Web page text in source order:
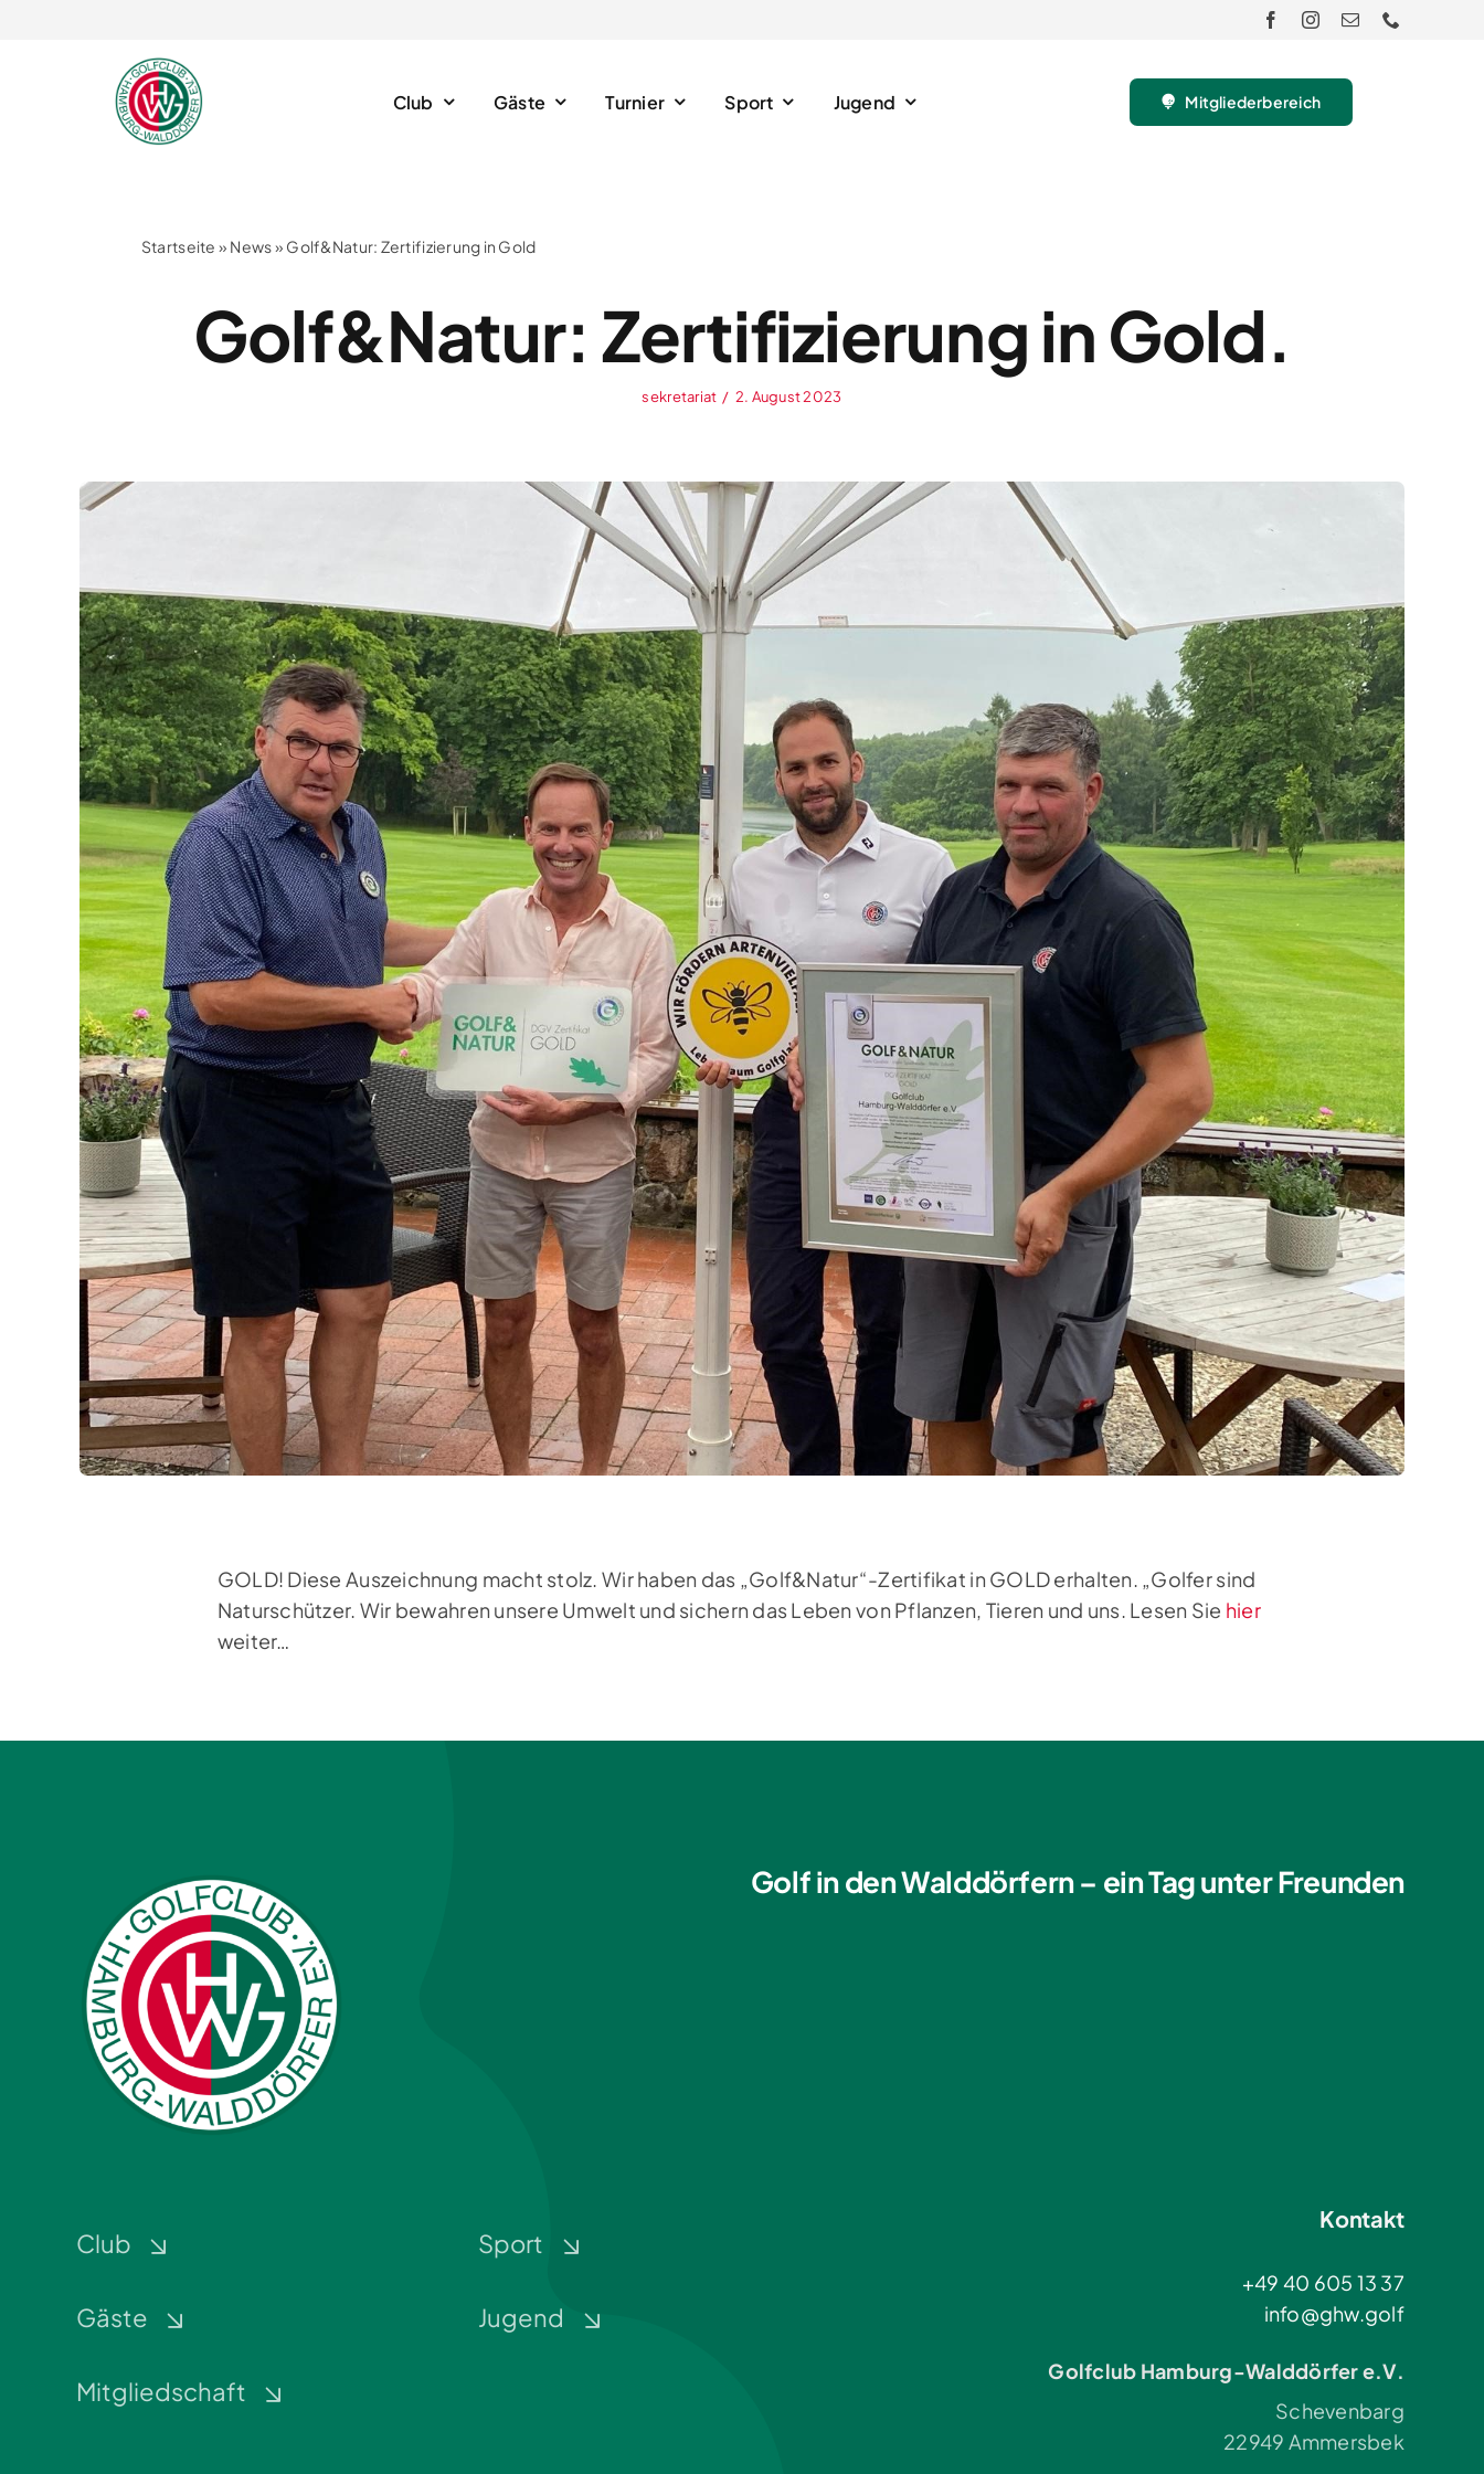
Club Gäste Turnier Sport Jugend Mitgliederbereich
Startseite » News» Golf&Natur: Zertifizierung in Gold
Golf&Natur: Zertifizierung in Gold.
sekretariat / 2. August 2023
GOLD! Diese Auszeichnung macht stolz. Wir haben das „Golf&Natur“-Zertifikat in GOLD erhalten. „Golfer sind
Naturschützer. Wir bewahren unsere Umwelt und sichern das Leben von Pflanzen, Tieren und uns. Lesen Sie hier
weiter…
Golf in den Walddörfern – ein Tag unter Freunden
Club
Gäste
Mitgliedschaft
Sport
Jugend
Kontakt
+49 40 605 13 37
info@ghw.golf
Golfclub Hamburg-Walddörfer e.V.
Schevenbarg
22949 Ammersbek